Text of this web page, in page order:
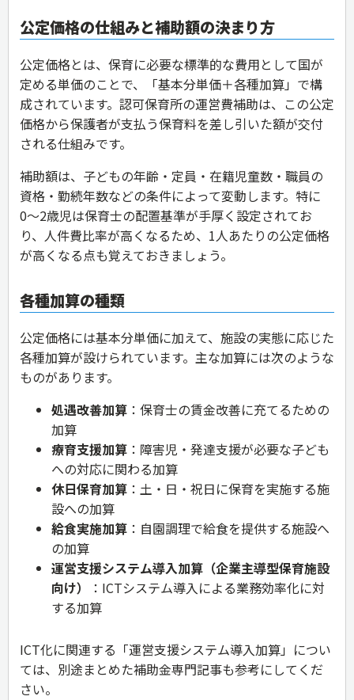
公定価格の仕組みと補助額の決まり方
公定価格とは、保育に必要な標準的な費用として国が
定める単価のことで、「基本分単価＋各種加算」で構
成されています。認可保育所の運営費補助は、この公定
価格から保護者が支払う保育料を差し引いた額が交付
される仕組みです。
補助額は、子どもの年齢・定員・在籍児童数・職員の
資格・勤続年数などの条件によって変動します。特に
0〜2歳児は保育士の配置基準が手厚く設定されてお
り、人件費比率が高くなるため、1人あたりの公定価格
が高くなる点も覚えておきましょう。
各種加算の種類
公定価格には基本分単価に加えて、施設の実態に応じた
各種加算が設けられています。主な加算には次のような
ものがあります。
処遇改善加算：保育士の賃金改善に充てるための
加算
療育支援加算：障害児・発達支援が必要な子ども
への対応に関わる加算
休日保育加算：土・日・祝日に保育を実施する施
設への加算
給食実施加算：自園調理で給食を提供する施設へ
の加算
運営支援システム導入加算（企業主導型保育施設
向け）
：ICTシステム導入による業務効率化に対
する加算
ICT化に関連する「運営支援システム導入加算」につい
ては、別途まとめた補助金専門記事も参考にしてくだ
さい。